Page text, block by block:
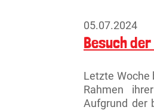
05.07.2024
Besuch
Letzte Woche
Rahmen
Aufgrund der